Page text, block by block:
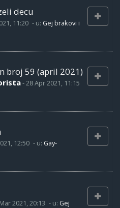
decu
11:20 - u: Gej brakovi i
broj 59 (april 2021)
-28 Apr 2021, 11:15
12:50 - u: Gay-
2021, 20:13 - u: Gej